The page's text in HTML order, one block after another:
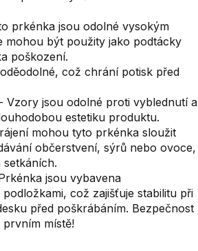
prkénka jsou odolné vysokým
mohou být použity jako podtácky
poškození.
což chrání potisk před
- Vzory jsou odolné proti vyblednutí a
estetiku produktu.
mohou tyto prkénka sloužit
občerstvení, sýrů nebo ovoce,
setkáních.
jsou vybavena
což zajišťuje stabilitu při
před poškrábáním. Bezpečnost
místě!